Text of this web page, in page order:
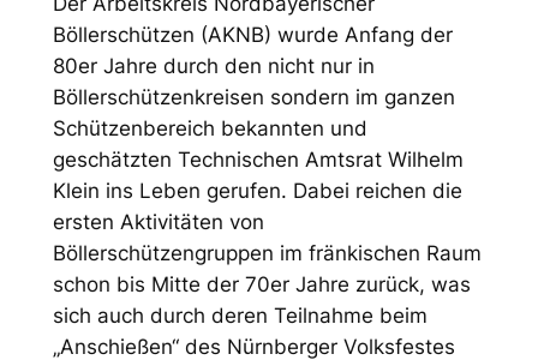
Böllerschützen (AKNB) wurde Anfang der
80er Jahre durch den nicht nur in
Böllerschützenkreisen sondern im ganzen
Schützenbereich bekannten und
geschätzten Technischen Amtsrat Wilhelm
Klein ins Leben gerufen. Dabei reichen die
ersten Aktivitäten von
Böllerschützengruppen im fränkischen Raum
schon bis Mitte der 70er Jahre zurück, was
sich auch durch deren Teilnahme beim
„Anschießen“ des Nürnberger Volksfestes